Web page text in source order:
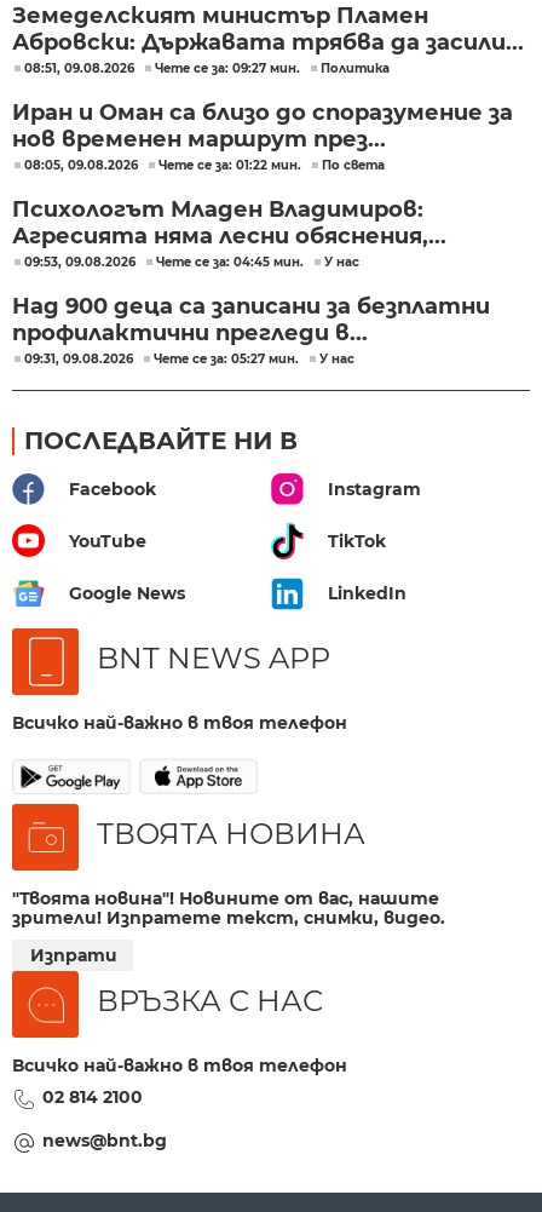
Земеделският министър Пламен
Абровски: Държавата трябва да засили...
08:51, 09.08.2026 Чете се за: 09:27 мин. Политика
Иран и Оман са близо до споразумение за
нов временен маршрут през...
08:05, 09.08.2026 Чете се за: 01:22 мин. По света
Психологът Младен Владимиров:
Агресията няма лесни обяснения,...
09:53, 09.08.2026 Чете се за: 04:45 мин. У нас
Над 900 деца са записани за безплатни
профилактични прегледи в...
09:31, 09.08.2026 Чете се за: 05:27 мин. У нас
ПОСЛЕДВАЙТЕ НИ В
Facebook Instagram
YouTube TikTok
Google News LinkedIn
BNT NEWS APP
Всичко най-важно в твоя телефон
ТВОЯТА НОВИНА
"Твоята новина"! Новините от вас, нашите
зрители! Изпратете текст, снимки, видео.
Изпрати
ВРЪЗКА С НАС
Всичко най-важно в твоя телефон
02 814 2100
news@bnt.bg